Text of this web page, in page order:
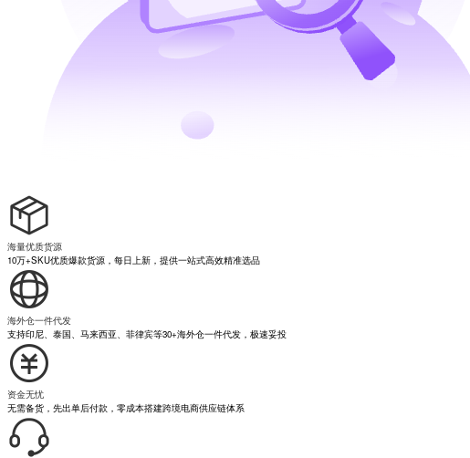
海量优质货源
10万+SKU优质爆款货源，每日上新，提供一站式高效精准选品
海外仓一件代发
支持印尼、泰国、马来西亚、菲律宾等30+海外仓一件代发，极速妥投
资金无忧
无需备货，先出单后付款，零成本搭建跨境电商供应链体系